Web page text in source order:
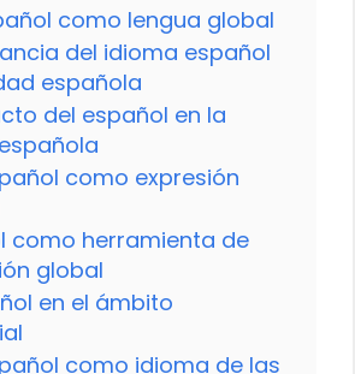
como lengua global
del idioma español
española
del español en la
como expresión
como herramienta de
global
en el ámbito
como idioma de las